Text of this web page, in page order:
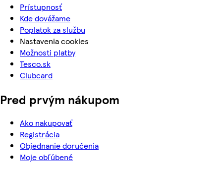
Prístupnosť
Kde dovážame
Poplatok za službu
Nastavenia cookies
Možnosti platby
Tesco.sk
Clubcard
Pred prvým nákupom
Ako nakupovať
Registrácia
Objednanie doručenia
Moje obľúbené